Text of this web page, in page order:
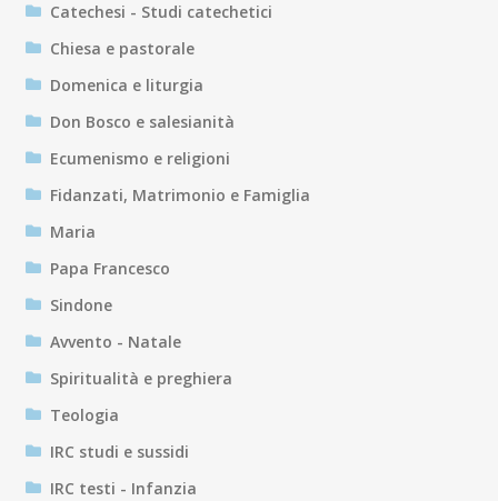
Catechesi - Studi catechetici
Chiesa e pastorale
Domenica e liturgia
Don Bosco e salesianità
Ecumenismo e religioni
Fidanzati, Matrimonio e Famiglia
Maria
Papa Francesco
Sindone
Avvento - Natale
Spiritualità e preghiera
Teologia
IRC studi e sussidi
IRC testi - Infanzia